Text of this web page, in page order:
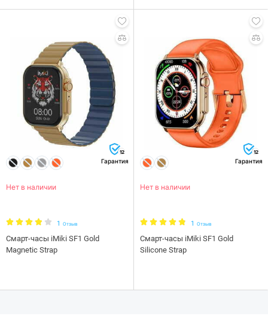
12
Гарантия
Нет в наличии
1 Отзыв
Смарт-часы iMiki SF1 Gold
Magnetic Strap
12
Гарантия
Нет в наличии
1 Отзыв
Смарт-часы iMiki SF1 Gold
Silicone Strap